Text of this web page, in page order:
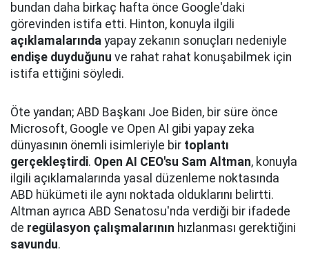
bundan daha birkaç hafta önce Google'daki
görevinden istifa etti. Hinton, konuyla ilgili
açıklamalarında yapay zekanın sonuçları nedeniyle
endişe duyduğunu ve rahat rahat konuşabilmek için
istifa ettiğini söyledi.
Öte yandan; ABD Başkanı Joe Biden, bir süre önce
Microsoft, Google ve Open AI gibi yapay zeka
dünyasının önemli isimleriyle bir toplantı
gerçekleştirdi. Open AI CEO'su Sam Altman, konuyla
ilgili açıklamalarında yasal düzenleme noktasında
ABD hükümeti ile aynı noktada olduklarını belirtti.
Altman ayrıca ABD Senatosu'nda verdiği bir ifadede
de regülasyon çalışmalarının hızlanması gerektiğini
savundu.